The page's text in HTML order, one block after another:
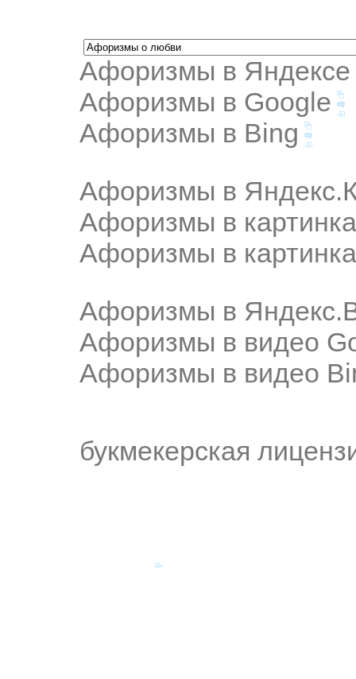
Афоризмы в Яндексе
Афоризмы в Google
Афоризмы в Bing
Афоризмы в
Афоризмы в
Афоризмы в
Афоризмы в
Афоризмы в видео
Афоризмы в видео
букмекерская